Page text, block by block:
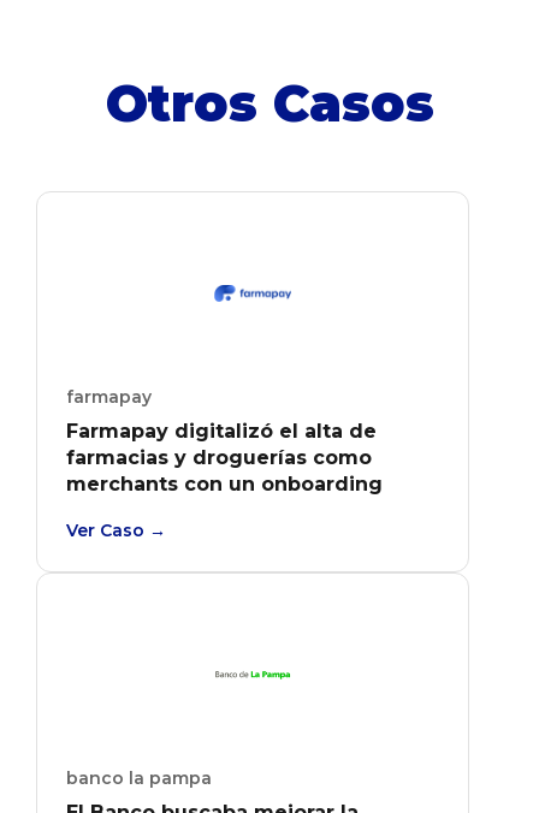
Otros Casos
farmapay
Farmapay digitalizó el alta de
farmacias y droguerías como
merchants con un onboarding
Finance, e-firma y back-office de
Ver Caso →
banco la pampa